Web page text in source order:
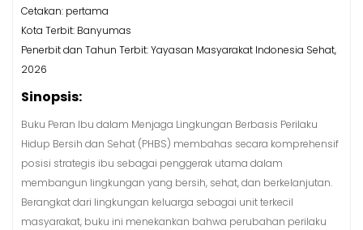
Cetakan: pertama
Kota Terbit: Banyumas
Penerbit dan Tahun Terbit: Yayasan Masyarakat Indonesia Sehat,
2026
Sinopsis:
Buku Peran Ibu dalam Menjaga Lingkungan Berbasis Perilaku
Hidup Bersih dan Sehat (PHBS) membahas secara komprehensif
posisi strategis ibu sebagai penggerak utama dalam
membangun lingkungan yang bersih, sehat, dan berkelanjutan.
Berangkat dari lingkungan keluarga sebagai unit terkecil
masyarakat, buku ini menekankan bahwa perubahan perilaku